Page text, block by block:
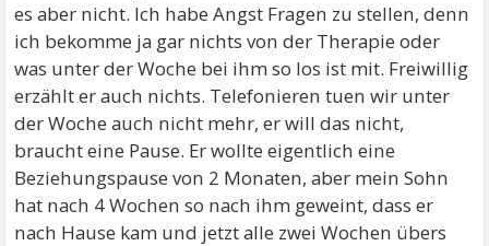
es aber nicht. Ich habe Angst Fragen zu stellen, denn
ich bekomme ja gar nichts von der Therapie oder
was unter der Woche bei ihm so los ist mit. Freiwillig
erzählt er auch nichts. Telefonieren tuen wir unter
der Woche auch nicht mehr, er will das nicht,
braucht eine Pause. Er wollte eigentlich eine
Beziehungspause von 2 Monaten, aber mein Sohn
hat nach 4 Wochen so nach ihm geweint, dass er
nach Hause kam und jetzt alle zwei Wochen übers